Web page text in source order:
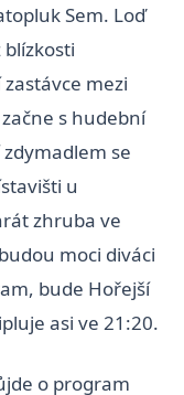
Sem. Loď
mezi
s hudební
se
u
zhruba ve
moci diváci
bude Hořejší
asi ve 21:20.
o program